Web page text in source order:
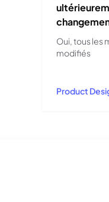
Oui, tous les
modifiés
Product